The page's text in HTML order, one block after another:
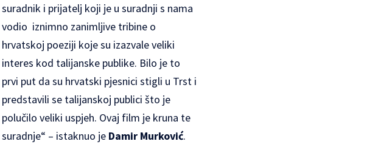
suradnik i prijatelj koji je u suradnji s nama
vodio iznimno zanimljive tribine o
hrvatskoj poeziji koje su izazvale veliki
interes kod talijanske publike. Bilo je to
prvi put da su hrvatski pjesnici stigli u Trst i
predstavili se talijanskoj publici što je
polučilo veliki uspjeh. Ovaj film je kruna te
suradnje“ – istaknuo je Damir Murković.